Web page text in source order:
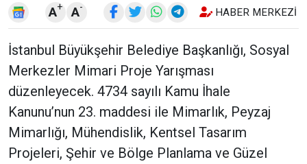
A+ A- HABER MERKEZI
İstanbul Büyükşehir Belediye Başkanlığı, Sosyal
Merkezler Mimari Proje Yarışması
düzenleyecek. 4734 sayılı Kamu İhale
Kanunu’nun 23. maddesi ile Mimarlık, Peyzaj
Mimarlığı, Mühendislik, Kentsel Tasarım
Projeleri, Şehir ve Bölge Planlama ve Güzel